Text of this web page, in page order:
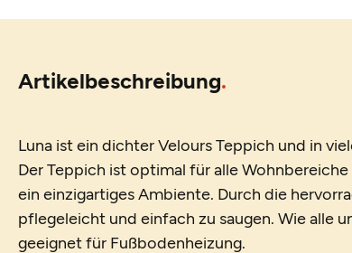
Artikelbeschreibung
Luna ist ein dichter Velours Teppich und in
Der Teppich ist optimal für alle
ein einzigartiges Ambiente. Durch die
pflegeleicht und einfach zu saugen. Wie alle
geeignet für Fußbodenheizung.